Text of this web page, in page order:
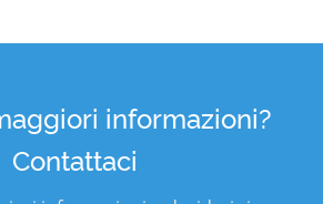
informazioni?
Contattaci